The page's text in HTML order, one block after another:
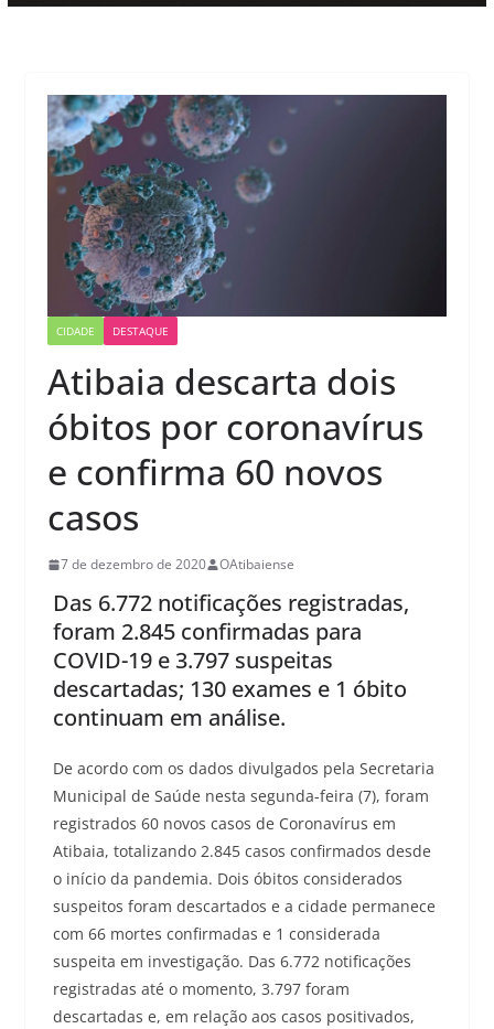
CIDADE DESTAQUE
Atibaia descarta dois
óbitos por coronavírus
e confirma 60 novos
casos
7 de dezembro de 2020 OAtibaiense
Das 6.772 notificações registradas,
foram 2.845 confirmadas para
COVID-19 e 3.797 suspeitas
descartadas; 130 exames e 1 óbito
continuam em análise.
De acordo com os dados divulgados pela Secretaria
Municipal de Saúde nesta segunda-feira (7), foram
registrados 60 novos casos de Coronavírus em
Atibaia, totalizando 2.845 casos confirmados desde
o início da pandemia. Dois óbitos considerados
suspeitos foram descartados e a cidade permanece
com 66 mortes confirmadas e 1 considerada
suspeita em investigação. Das 6.772 notificações
registradas até o momento, 3.797 foram
descartadas e, em relação aos casos positivados,